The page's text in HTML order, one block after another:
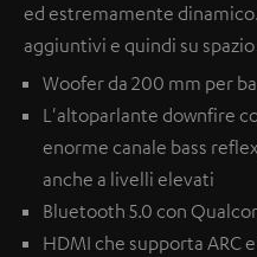
ed estremamente
aggiuntivi e quindi su
Woofer da 200 mm per
L'altoparlante downfire
enorme canale bass
anche a livelli elevati
Bluetooth 5.0 con
HDMI che supporta ARC